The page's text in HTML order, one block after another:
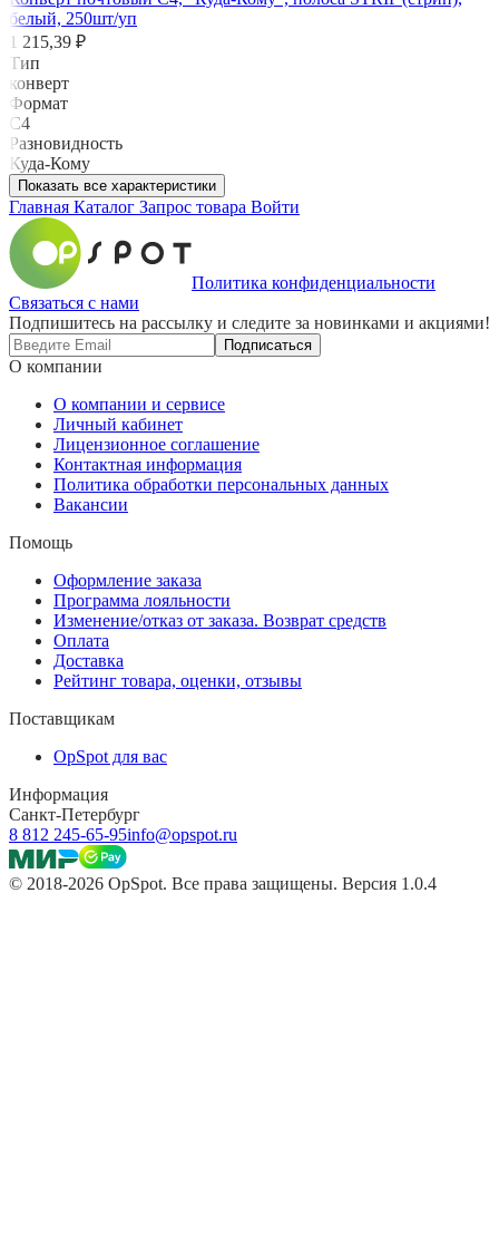
белый, 250шт/уп
1 215,39 ₽
Тип
конверт
Формат
C4
Разновидность
Куда-Кому
Показать все характеристики
Главная Каталог Запрос товара Войти
Политика конфиденциальности
Связаться с нами
Подпишитесь на рассылку и следите за новинками и акциями!
Подписаться
О компании
О компании и сервисе
Личный кабинет
Лицензионное соглашение
Контактная информация
Политика обработки персональных данных
Вакансии
Помощь
Оформление заказа
Программа лояльности
Изменение/отказ от заказа. Возврат средств
Оплата
Доставка
Рейтинг товара, оценки, отзывы
Поставщикам
OpSpot для вас
Информация
Санкт-Петербург
8 812 245-65-95info@opspot.ru
© 2018-2026 OpSpot. Все права защищены. Версия 1.0.4